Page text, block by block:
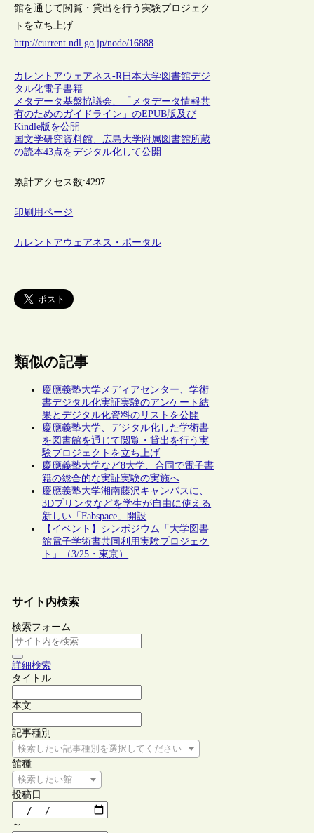
館を通じて閲覧・貸出を行う実験プロジェク
トを立ち上げ
http://current.ndl.go.jp/node/16888
カレントアウェアネス-R 日本大学図書館デジ
タル化電子書籍
メタデータ基盤協議会、「メタデータ情報共
有のためのガイドライン」のEPUB版及び
Kindle版を公開
国文学研究資料館、広島大学附属図書館所蔵
の読本43点をデジタル化して公開
累計アクセス数:4297
印刷用ページ
カレントアウェアネス・ポータル
類似の記事
慶應義塾大学メディアセンター、学術
書デジタル化実証実験のアンケート結
果とデジタル化資料のリストを公開
慶應義塾大学、デジタル化した学術書
を図書館を通じて閲覧・貸出を行う実
験プロジェクトを立ち上げ
慶應義塾大学など8大学、合同で電子書
籍の総合的な実証実験の実施へ
慶應義塾大学湘南藤沢キャンパスに、
3Dプリンタなどを学生が自由に使える
新しい「Fabspace」開設
【イベント】シンポジウム「大学図書
館電子学術書共同利用実験プロジェク
ト」（3/25・東京）
サイト内検索
検索フォーム
詳細検索
タイトル
本文
記事種別
検索したい記事種別を選択してください
館種
検索したい館種を選択してください
投稿日
～